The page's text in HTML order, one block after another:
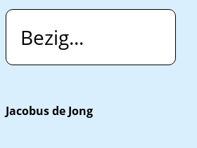
Bezig...
Jacobus de Jong